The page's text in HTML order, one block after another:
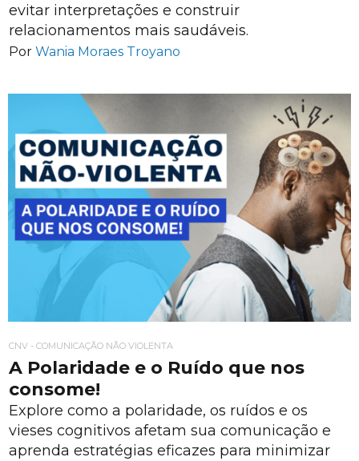
evitar interpretações e construir
relacionamentos mais saudáveis.
Por Wania Moraes Troyano
CNV - COMUNICAÇÃO NÃO VIOLENTA
A Polaridade e o Ruído que nos
consome!
Explore como a polaridade, os ruídos e os
vieses cognitivos afetam sua comunicação e
aprenda estratégias eficazes para minimizar